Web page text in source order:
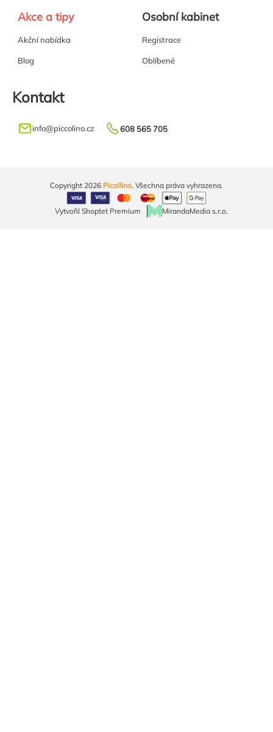
Akce a tipy
Akční nabídka
Blog
Osobní kabinet
Registrace
Oblíbené
Kontakt
info@piccolino.cz 608 565 705
Vytvořil Shoptet Premium MirandaMedia s.r.o.
Copyright 2026 Picollino. Všechna práva vyhrazena.